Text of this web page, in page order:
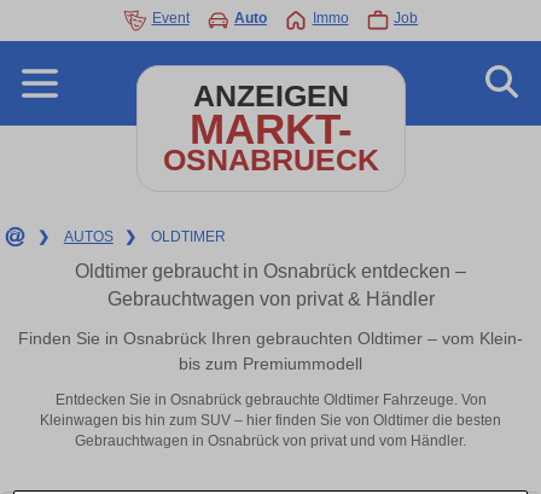
Event Auto Immo Job
ANZEIGEN
MARKT-
OSNABRUECK
❯ AUTOS ❯ OLDTIMER
Oldtimer gebraucht in Osnabrück entdecken –
Gebrauchtwagen von privat & Händler
Finden Sie in Osnabrück Ihren gebrauchten Oldtimer – vom Klein-
bis zum Premiummodell
Entdecken Sie in Osnabrück gebrauchte Oldtimer Fahrzeuge. Von
Kleinwagen bis hin zum SUV – hier finden Sie von Oldtimer die besten
Gebrauchtwagen in Osnabrück von privat und vom Händler.